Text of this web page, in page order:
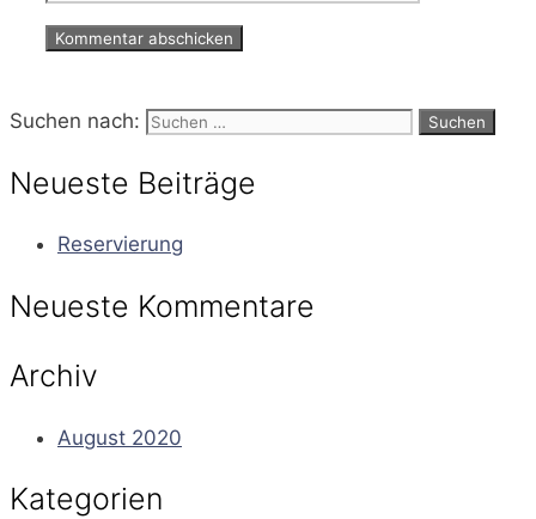
Suchen nach:
Neueste Beiträge
Reservierung
Neueste Kommentare
Archiv
August 2020
Kategorien